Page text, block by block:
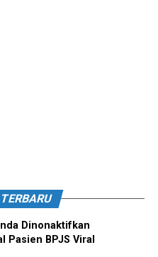
Dinonaktifkan
Pasien BPJS Viral